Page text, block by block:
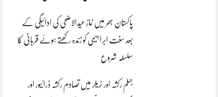
پاکستان بھر میں نمازِ عیدالاضحی کی ادائیگی کے
بعد سنتِ ابراہیمی کو زندہ رکھتے ہوئے قربانی کا
سلسلہ شروع
جہلم رکشہ اور ٹریلر میں تصادم رکشہ ڈرائیور اور